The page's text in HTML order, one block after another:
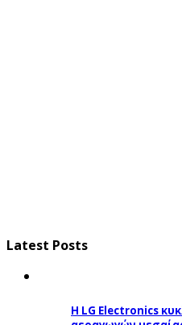
Latest Posts
Η LG Electronics